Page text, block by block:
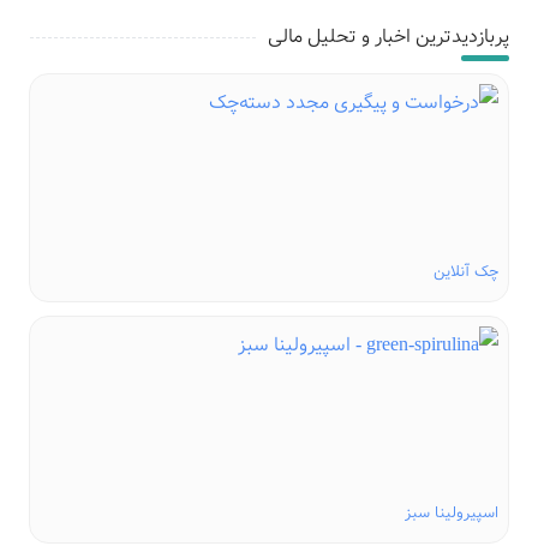
پربازدیدترین اخبار و تحلیل مالی
چک آنلاین
اسپیرولینا سبز